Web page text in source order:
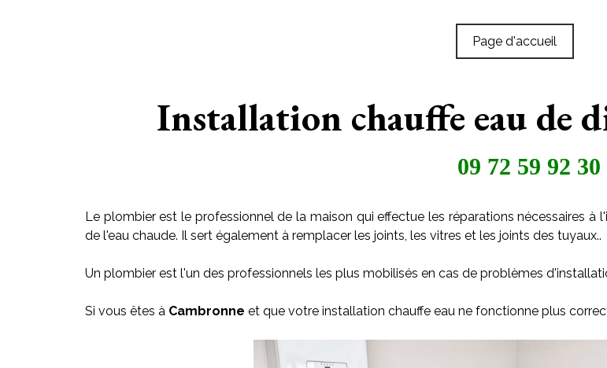
Page d'accueil
Installation chauffe eau de
09 72 59 92 30
Le plombier est le professionnel de la maison qui effectue les réparations nécessaires
de l'eau chaude. Il sert également à remplacer les joints, les vitres et les joints des tuyaux..
Un plombier est l'un des professionnels les plus mobilisés en cas de problèmes
Si vous êtes à Cambronne et que votre installation chauffe eau ne fonctionne plus